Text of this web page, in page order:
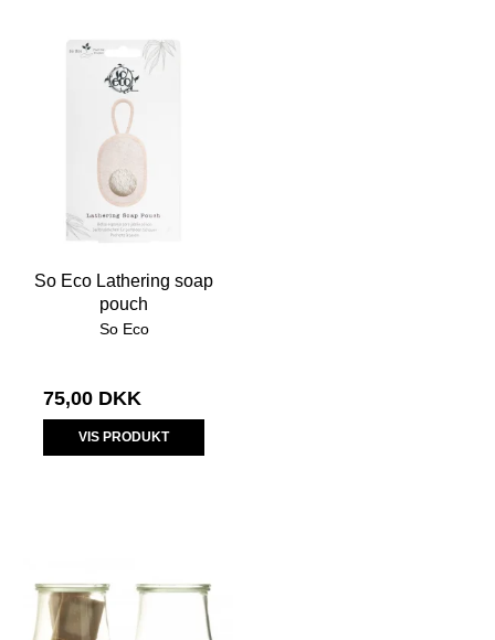
So Eco Lathering soap
pouch
So Eco
75,00 DKK
VIS PRODUKT